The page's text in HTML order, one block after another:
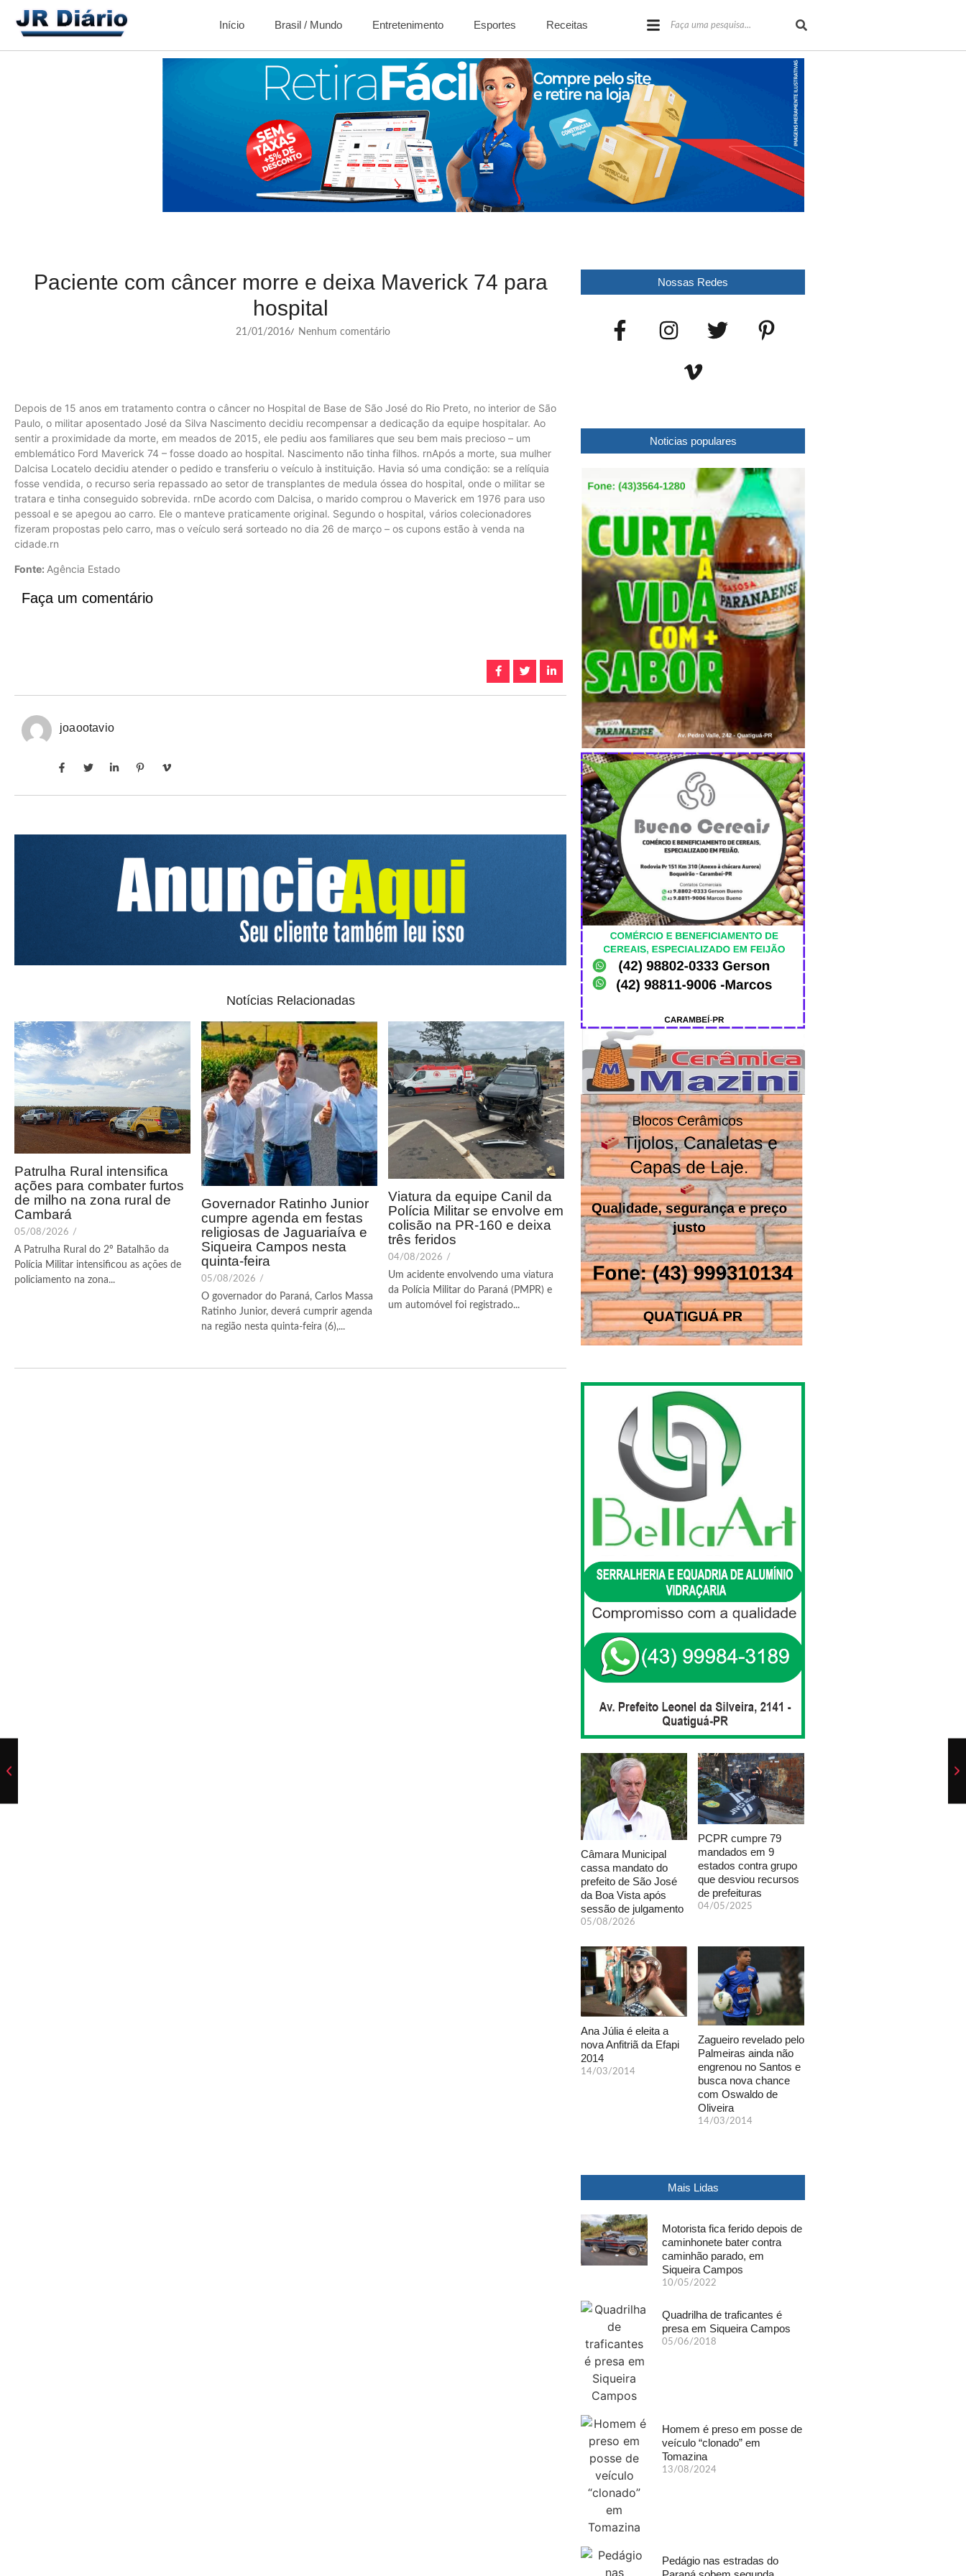
Início Brasil / Mundo Entretenimento Esportes Receitas
Paciente com câncer morre e deixa Maverick 74 para
hospital
21/01/2016/ Nenhum comentário
Depois de 15 anos em tratamento contra o câncer no Hospital de Base de São José do Rio Preto, no interior de São
Paulo, o militar aposentado José da Silva Nascimento decidiu recompensar a dedicação da equipe hospitalar. Ao
sentir a proximidade da morte, em meados de 2015, ele pediu aos familiares que seu bem mais precioso – um
emblemático Ford Maverick 74 – fosse doado ao hospital. Nascimento não tinha filhos. rnApós a morte, sua mulher
Dalcisa Locatelo decidiu atender o pedido e transferiu o veículo à instituição. Havia só uma condição: se a relíquia
fosse vendida, o recurso seria repassado ao setor de transplantes de medula óssea do hospital, onde o militar se
tratara e tinha conseguido sobrevida. rnDe acordo com Dalcisa, o marido comprou o Maverick em 1976 para uso
pessoal e se apegou ao carro. Ele o manteve praticamente original. Segundo o hospital, vários colecionadores
fizeram propostas pelo carro, mas o veículo será sorteado no dia 26 de março – os cupons estão à venda na
cidade.rn
Fonte: Agência Estado
Faça um comentário
joaootavio
Notícias Relacionadas
Patrulha Rural intensifica
ações para combater furtos
de milho na zona rural de
Cambará
05/08/2026 /
A Patrulha Rural do 2º Batalhão da
Polícia Militar intensificou as ações de
policiamento na zona...
Governador Ratinho Junior
cumpre agenda em festas
religiosas de Jaguariaíva e
Siqueira Campos nesta
quinta-feira
05/08/2026 /
O governador do Paraná, Carlos Massa
Ratinho Junior, deverá cumprir agenda
na região nesta quinta-feira (6),...
Viatura da equipe Canil da
Polícia Militar se envolve em
colisão na PR-160 e deixa
três feridos
04/08/2026 /
Um acidente envolvendo uma viatura
da Polícia Militar do Paraná (PMPR) e
um automóvel foi registrado...
Nossas Redes
Noticias populares
Câmara Municipal
cassa mandato do
prefeito de São José
da Boa Vista após
sessão de julgamento
05/08/2026
PCPR cumpre 79
mandados em 9
estados contra grupo
que desviou recursos
de prefeituras
04/05/2025
Ana Júlia é eleita a
nova Anfitriã da Efapi
2014
14/03/2014
Zagueiro revelado pelo
Palmeiras ainda não
engrenou no Santos e
busca nova chance
com Oswaldo de
Oliveira
14/03/2014
Mais Lidas
Motorista fica ferido depois de
caminhonete bater contra
caminhão parado, em
Siqueira Campos
10/05/2022
Quadrilha de traficantes é
presa em Siqueira Campos
05/06/2018
Homem é preso em posse de
veículo “clonado” em
Tomazina
13/08/2024
Pedágio nas estradas do